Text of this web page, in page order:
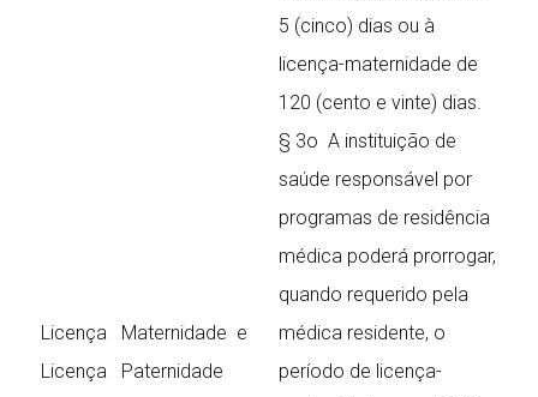
Licença Maternidade e
Licença Paternidade
5 (cinco) dias ou à
licença-maternidade de
120 (cento e vinte) dias.
§ 3o A instituição de
saúde responsável por
programas de residência
médica poderá prorrogar,
quando requerido pela
médica residente, o
período de licença-